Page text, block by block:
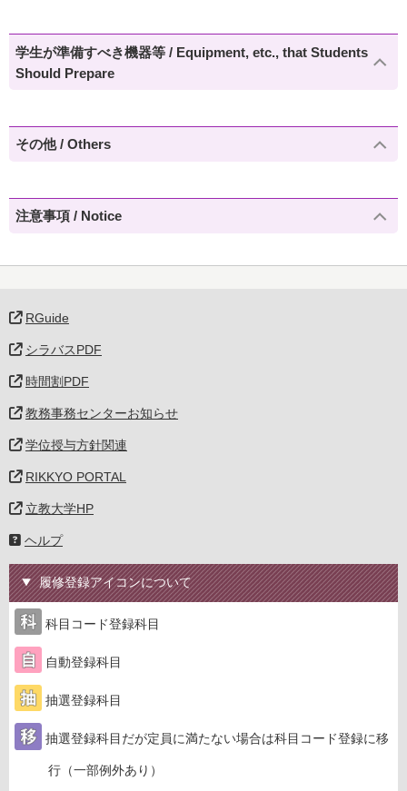
学生が準備すべき機器等 / Equipment, etc., that Students
Should Prepare
その他 / Others
注意事項 / Notice
RGuide
シラバスPDF
時間割PDF
教務事務センターお知らせ
学位授与方針関連
RIKKYO PORTAL
立教大学HP
ヘルプ
履修登録アイコンについて
科目コード登録科目
自動登録科目
抽選登録科目
抽選登録科目だが定員に満たない場合は科目コード登録に移
行（一部例外あり）